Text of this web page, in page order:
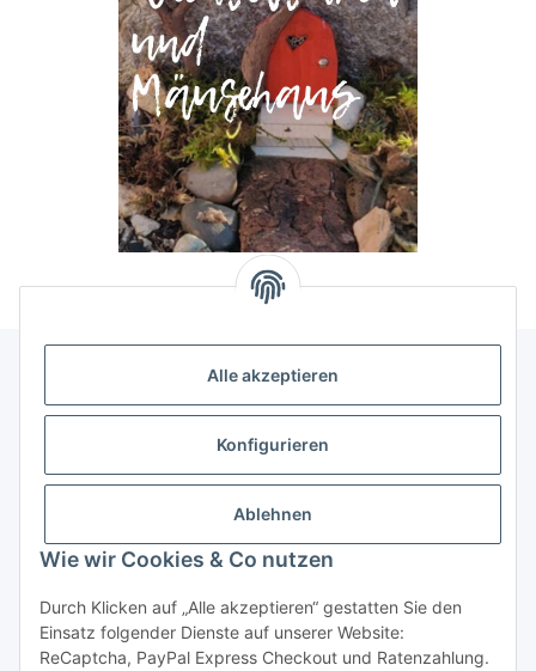
Alle akzeptieren
Konfigurieren
Ablehnen
Wie wir Cookies & Co nutzen
Durch Klicken auf „Alle akzeptieren“ gestatten Sie den
Einsatz folgender Dienste auf unserer Website:
ReCaptcha, PayPal Express Checkout und Ratenzahlung.
Allgemeine Informationen
Rechtliche Infomationen
Service
Vertrag widerrufen